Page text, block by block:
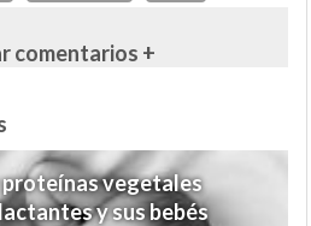
comentarios +
proteínas vegetales
y sus bebés